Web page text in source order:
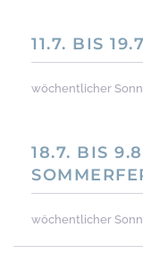
11.7. BIS
wöchentlicher
18.7. BIS
wöchentlicher